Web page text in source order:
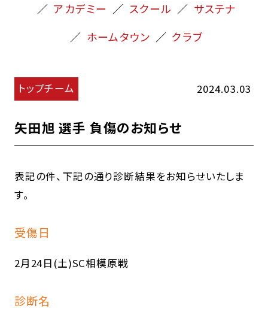
アカデミー
スクール
サステナ
ホームタウン
クラブ
トップチーム 2024.03.03
矢田旭 選手 負傷のお知らせ
表記の件、下記の通り診断結果をお知らせいたしま
す。
受傷日
2月24日(土)SC相模原戦
診断名